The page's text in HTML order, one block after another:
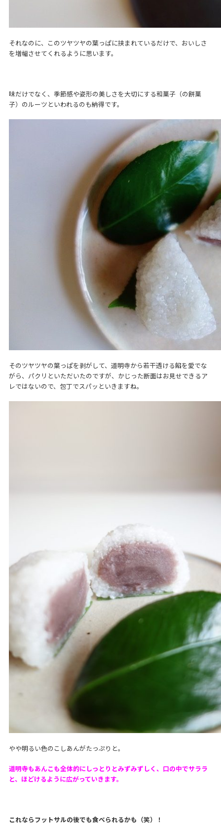
それなのに、このツヤツヤの葉っぱに挟まれているだけで、おいしさ
を増幅させてくれるように思います。
味だけでなく、季節感や姿形の美しさを大切にする和菓子（の餅菓
子）のルーツといわれるのも納得です。
そのツヤツヤの葉っぱを剥がして、道明寺から若干透ける餡を愛でな
がら、パクリといただいたのですが、かじった断面はお見せできるア
レではないので、包丁でスパッといきますね。
やや明るい色のこしあんがたっぷりと。
道明寺もあんこも全体的にしっとりとみずみずしく、口の中でサララ
と、ほどけるように広がっていきます。
これならフットサルの後でも食べられるかも（笑）！